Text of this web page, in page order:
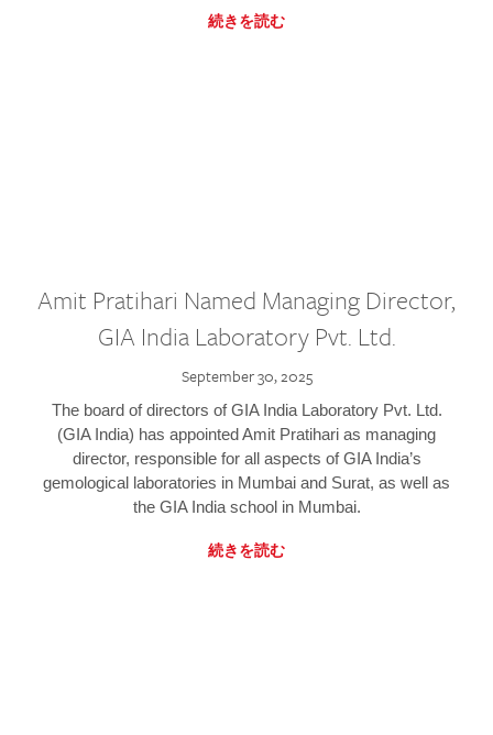
続きを読む
Amit Pratihari Named Managing Director,
GIA India Laboratory Pvt. Ltd.
September 30, 2025
The board of directors of GIA India Laboratory Pvt. Ltd.
(GIA India) has appointed Amit Pratihari as managing
director, responsible for all aspects of GIA India’s
gemological laboratories in Mumbai and Surat, as well as
the GIA India school in Mumbai.
続きを読む